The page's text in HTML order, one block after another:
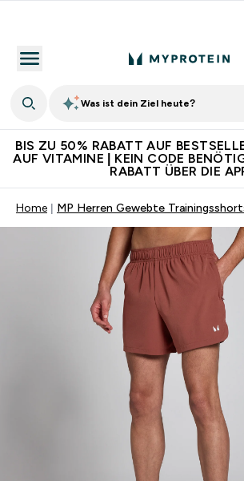
Was ist dein Ziel heute?
BIS ZU 50% RABATT AUF
AUF VITAMINE | KEIN CODE
RABATT ÜBER DIE
Home MP Herren Gewebte